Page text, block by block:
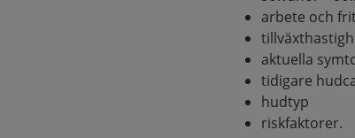
arbete och
aktuella
tidigare
hudtyp
riskfaktorer.